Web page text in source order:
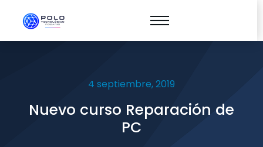
4 septiembre, 2019
Nuevo curso Reparación de
PC